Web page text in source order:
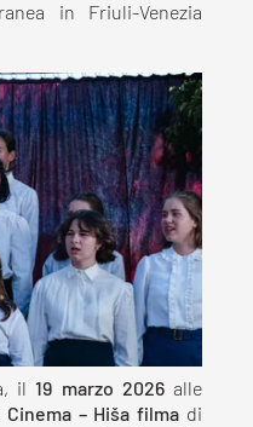
in Friuli-Venezia
il19 marzo 2026alle
Cinema – Hiša filma di